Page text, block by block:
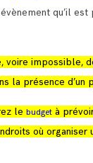
qu’il est
voire impossible,
la présence d’un
le budget à
où organiser